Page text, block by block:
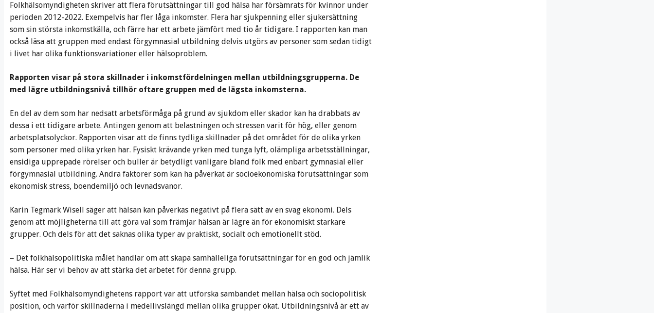
Folkhälsomyndigheten skriver att flera förutsättningar till god hälsa har försämrats för kvinnor under
perioden 2012-2022. Exempelvis har fler låga inkomster. Flera har sjukpenning eller sjukersättning
som sin största inkomstkälla, och färre har ett arbete jämfört med tio år tidigare. I rapporten kan man
också läsa att gruppen med endast förgymnasial utbildning delvis utgörs av personer som sedan tidigt
i livet har olika funktionsvariationer eller hälsoproblem.
Rapporten visar på stora skillnader i inkomstfördelningen mellan utbildningsgrupperna. De
med lägre utbildningsnivå tillhör oftare gruppen med de lägsta inkomsterna.
En del av dem som har nedsatt arbetsförmåga på grund av sjukdom eller skador kan ha drabbats av
dessa i ett tidigare arbete. Antingen genom att belastningen och stressen varit för hög, eller genom
arbetsplatsolyckor. Rapporten visar att de finns tydliga skillnader på det området för de olika yrken
som personer med olika yrken har. Fysiskt krävande yrken med tunga lyft, olämpliga arbetsställningar,
ensidiga upprepade rörelser och buller är betydligt vanligare bland folk med enbart gymnasial eller
förgymnasial utbildning. Andra faktorer som kan ha påverkat är socioekonomiska förutsättningar som
ekonomisk stress, boendemiljö och levnadsvanor.
Karin Tegmark Wisell säger att hälsan kan påverkas negativt på flera sätt av en svag ekonomi. Dels
genom att möjligheterna till att göra val som främjar hälsan är lägre än för ekonomiskt starkare
grupper. Och dels för att det saknas olika typer av praktiskt, socialt och emotionellt stöd.
– Det folkhälsopolitiska målet handlar om att skapa samhälleliga förutsättningar för en god och jämlik
hälsa. Här ser vi behov av att stärka det arbetet för denna grupp.
Syftet med Folkhälsomyndighetens rapport var att utforska sambandet mellan hälsa och sociopolitisk
position, och varför skillnaderna i medellivslängd mellan olika grupper ökat. Utbildningsnivå är ett av